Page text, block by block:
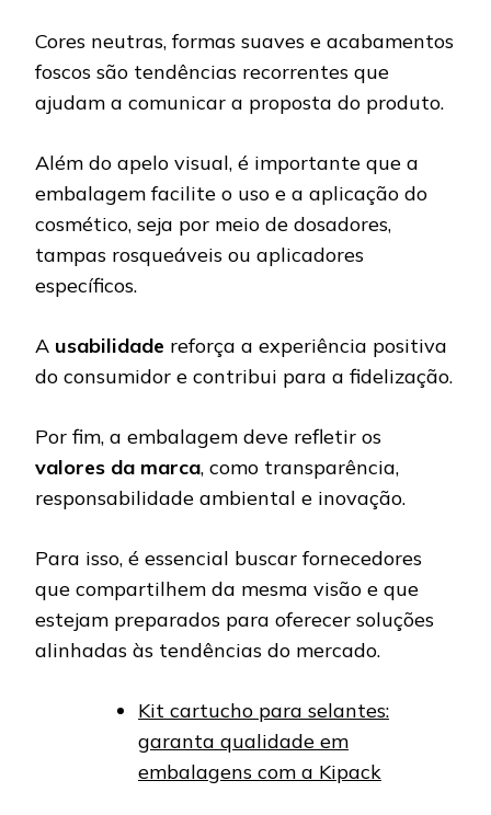
Cores neutras, formas suaves e acabamentos
foscos são tendências recorrentes que
ajudam a comunicar a proposta do produto.
Além do apelo visual, é importante que a
embalagem facilite o uso e a aplicação do
cosmético, seja por meio de dosadores,
tampas rosqueáveis ou aplicadores
específicos.
A usabilidade reforça a experiência positiva
do consumidor e contribui para a fidelização.
Por fim, a embalagem deve refletir os
valores da marca, como transparência,
responsabilidade ambiental e inovação.
Para isso, é essencial buscar fornecedores
que compartilhem da mesma visão e que
estejam preparados para oferecer soluções
alinhadas às tendências do mercado.
Kit cartucho para selantes:
garanta qualidade em
embalagens com a Kipack